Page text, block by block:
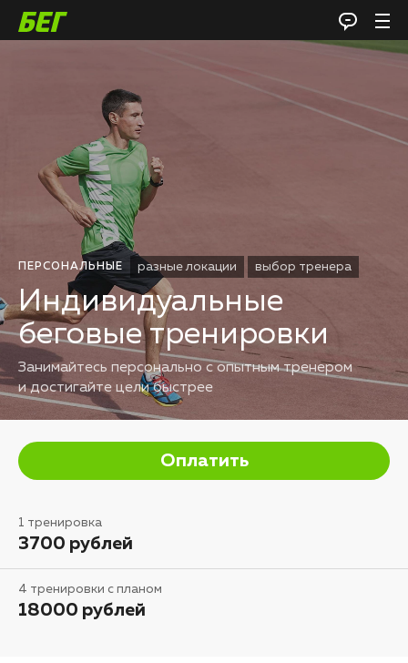
ПЕРСОНАЛЬНЫЕ разные локации выбор тренера
Индивидуальные
беговые тренировки
Занимайтесь персонально с опытным тренером
и достигайте цели быстрее
Оплатить
1 тренировка
3700 рублей
4 тренировки с планом
18000 рублей